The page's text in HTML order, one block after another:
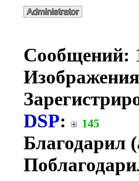
Сообщений:
DSP: 145
Благодарил